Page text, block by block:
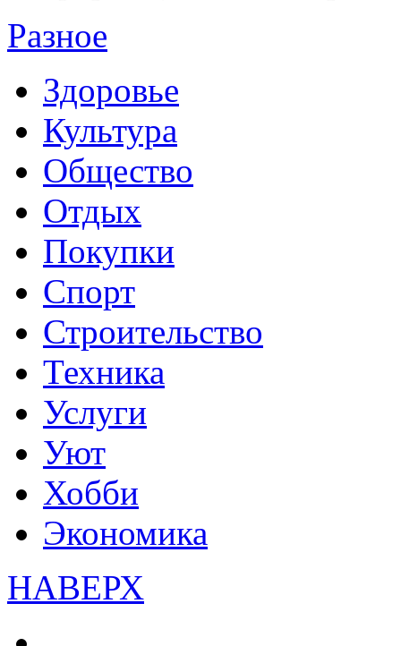
Разное
Здоровье
Культура
Общество
Отдых
Покупки
Спорт
Строительство
Техника
Услуги
Уют
Хобби
Экономика
НАВЕРХ